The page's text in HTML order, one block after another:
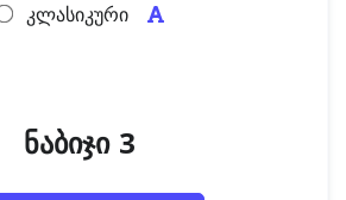
კლასიკური
ნაბიჯი 3